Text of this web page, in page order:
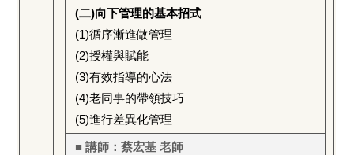
(二)向下管理的基本招式
(1)循序漸進做管理
(2)授權與賦能
(3)有效指導的心法
(4)老同事的帶領技巧
(5)進行差異化管理
■ 講師：蔡宏基 老師